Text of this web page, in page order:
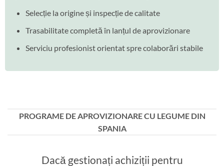
Selecție la origine și inspecție de calitate
Trasabilitate completă în lanțul de aprovizionare
Serviciu profesionist orientat spre colaborări stabile
PROGRAME DE APROVIZIONARE CU LEGUME DIN
SPANIA
Dacă gestionați achiziții pentru